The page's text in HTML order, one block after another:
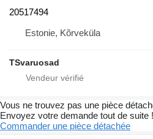
20517494
Estonie, Kõrveküla
TSvaruosad
Vous ne trouvez pas une pièce
Envoyez votre demande tout de suite !
Commander une pièce détachée